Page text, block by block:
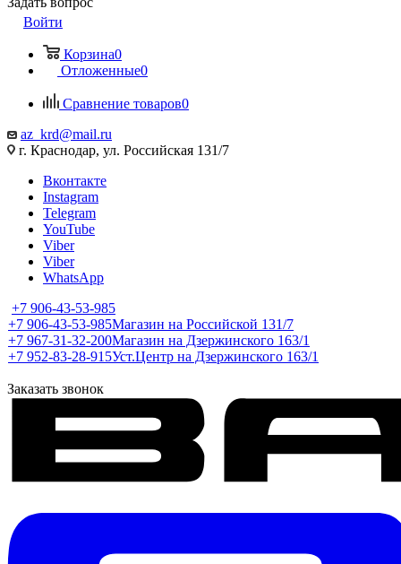
Войти
Корзина0
Отложенные0
Сравнение товаров0
az_krd@mail.ru
г. Краснодар, ул. Российская 131/7
Вконтакте
Instagram
Telegram
YouTube
Viber
Viber
WhatsApp
+7 906-43-53-985
+7 906-43-53-985Магазин на Российской 131/7
+7 967-31-32-200Магазин на Дзержинского 163/1
+7 952-83-28-915Уст.Центр на Дзержинского 163/1
Заказать звонок